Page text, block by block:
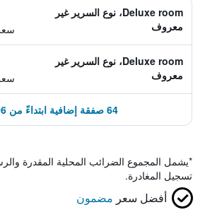
Deluxe room، نوع السرير غير
معروف
Deluxe room، نوع السرير غير
معروف
64 صفقة إضافية ابتداءً من 506 ﷼
*يشمل المجموع الضرائب المحلية المقدرة
تسجيل المغادرة.
أفضل سعر مضمون